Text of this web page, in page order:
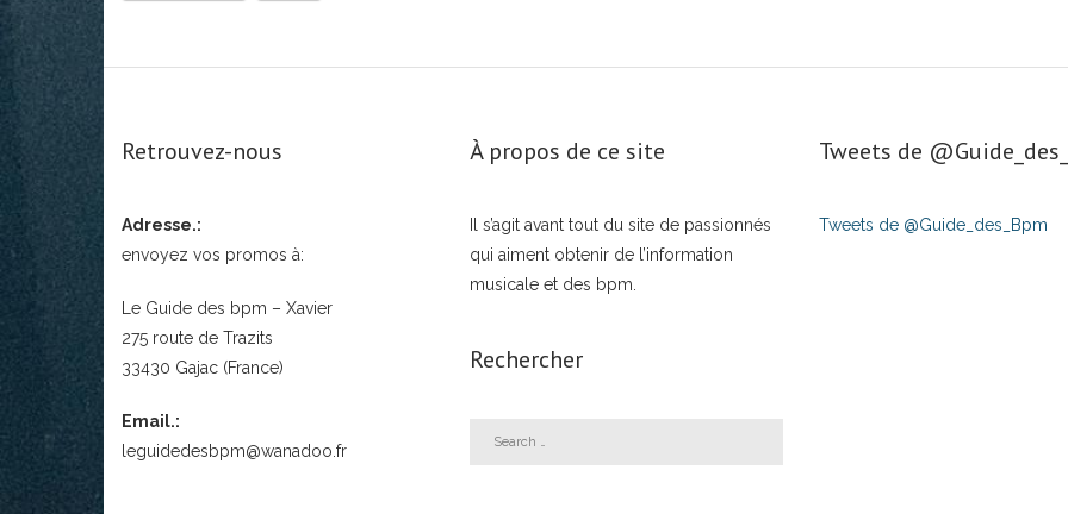
Retrouvez-nous
Adresse.:
envoyez vos promos à:
Le Guide des bpm – Xavier
275 route de Trazits
33430 Gajac (France)
Email.:
leguidedesbpm@wanadoo.fr
À propos de ce site
Il s’agit avant tout du site de passionnés
qui aiment obtenir de l’information
musicale et des bpm.
Rechercher
Tweets de
Tweets de @Guide_des_Bpm